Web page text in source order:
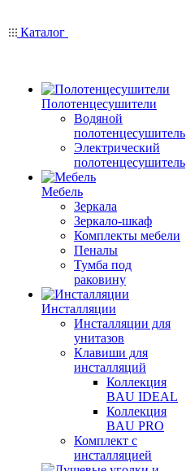
Каталог
Полотенцесушители
Водяной
полотенцесушитель
Электрический
полотенцесушитель
Мебель
Зеркала
Зеркало-шкаф
Комплекты мебели
Пеналы
Тумба под
раковину
Инсталляции
Инсталляции для
унитазов
Клавиши для
инсталляций
Коллекция
BAU IDEAL
Коллекция
BAU PRO
Комплект с
инсталляцией